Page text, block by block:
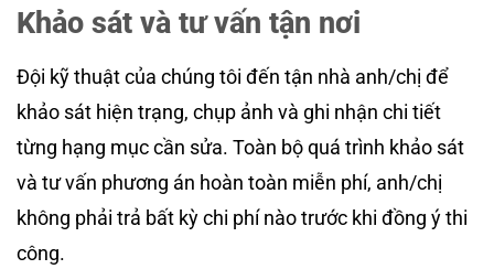
Khảo sát và tư vấn tận nơi
Đội kỹ thuật của chúng tôi đến tận nhà anh/chị để
khảo sát hiện trạng, chụp ảnh và ghi nhận chi tiết
từng hạng mục cần sửa. Toàn bộ quá trình khảo sát
và tư vấn phương án hoàn toàn miễn phí, anh/chị
không phải trả bất kỳ chi phí nào trước khi đồng ý thi
công.